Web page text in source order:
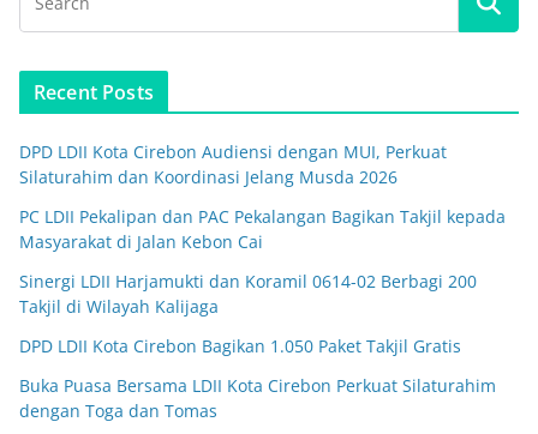
Recent Posts
DPD LDII Kota Cirebon Audiensi dengan MUI, Perkuat
Silaturahim dan Koordinasi Jelang Musda 2026
PC LDII Pekalipan dan PAC Pekalangan Bagikan Takjil kepada
Masyarakat di Jalan Kebon Cai
Sinergi LDII Harjamukti dan Koramil 0614-02 Berbagi 200
Takjil di Wilayah Kalijaga
DPD LDII Kota Cirebon Bagikan 1.050 Paket Takjil Gratis
Buka Puasa Bersama LDII Kota Cirebon Perkuat Silaturahim
dengan Toga dan Tomas